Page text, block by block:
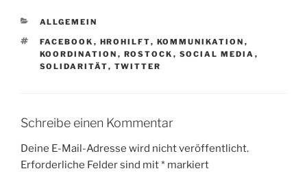
KATEGORIEN
ALLGEMEIN
SCHLAGWÖRTER
FACEBOOK , HROHILFT, KOMMUNIKATION ,
KOORDINATION , ROSTOCK , SOCIAL MEDIA ,
SOLIDARITÄT, TWITTER
Schreibe einen Kommentar
Deine E-Mail-Adresse wird nicht veröffentlicht.
Erforderliche Felder sind mit* markiert